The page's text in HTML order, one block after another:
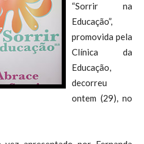
“Sorrir na
Educação”,
promovida pela
Clínica da
Educação,
decorreu
ontem (29), no